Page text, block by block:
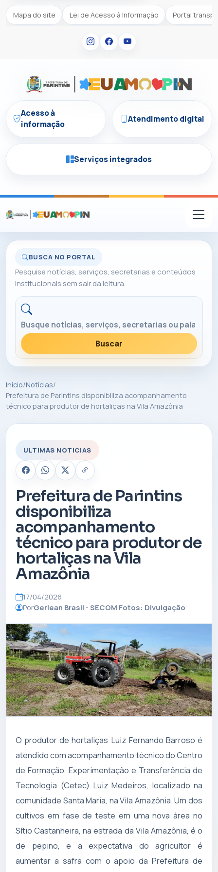
Mapa do site Lei de Acesso à Informação Portal
Acesso à
informação
Atendimento digital
Serviços integrados
BUSCA NO PORTAL
Pesquise notícias, serviços, secretarias e conteúdos
institucionais sem sair da leitura.
Buscar no portal
Buscar
Início/Notícias/
Prefeitura de Parintins disponibiliza acompanhamento
técnico para produtor de hortaliças na Vila Amazônia
ULTIMAS NOTICIAS
Prefeitura de Parintins
disponibiliza
acompanhamento
técnico para produtor de
hortaliças na Vila
Amazônia
17/04/2026
PorGerlean Brasil - SECOM Fotos: Divulgação
O produtor de hortaliças Luiz Fernando Barroso é
atendido com acompanhamento técnico do Centro
de Formação, Experimentação e Transferência de
Tecnologia (Cetec) Luiz Medeiros, localizado na
comunidade Santa Maria, na Vila Amazônia. Um dos
cultivos em fase de teste em uma nova área no
Sítio Castanheira, na estrada da Vila Amazônia, é o
de pepino, e a expectativa do agricultor é
aumentar a safra com o apoio da Prefeitura de